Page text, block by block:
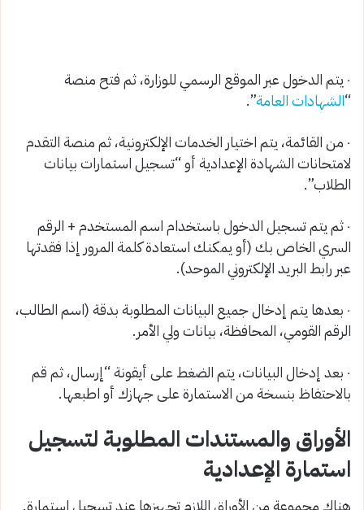
٠ يتم الدخول عبر الموقع الرسمي للوزارة، ثم فتح منصة
“الشهادات العامة”.
٠ من القائمة، يتم اختيار الخدمات الإلكترونية، ثم منصة التقدم
لامتحانات الشهادة الإعدادية أو “تسجيل استمارات بيانات
الطلاب”.
٠ ثم يتم تسجيل الدخول باستخدام اسم المستخدم + الرقم
السري الخاص بك (أو يمكنك استعادة كلمة المرور إذا فقدتها
عبر رابط البريد الإلكتروني الموحد).
٠ بعدها يتم إدخال جميع البيانات المطلوبة بدقة (اسم الطالب،
الرقم القومي، المحافظة، بيانات ولي الأمر.
٠ بعد إدخال البيانات، يتم الضغط على أيقونة “إرسال، ثم قم
بالاحتفاظ بنسخة من الاستمارة على جهازك أو اطبعها.
الأوراق والمستندات المطلوبة لتسجيل
استمارة الإعدادية